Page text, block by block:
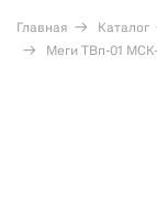
Главная Каталог
Меги ТВп-01